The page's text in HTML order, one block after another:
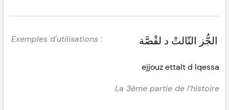
الجُّز التّالتْ د لقْصَّة
ejjouz ettalt d lqessa
La 3ème partie de l’histoire